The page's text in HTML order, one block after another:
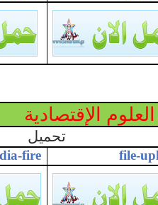
الإقتصادية
تحميل
file-
fire